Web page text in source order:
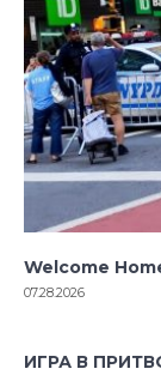
Welcome
07.28.2026
ИГРА В